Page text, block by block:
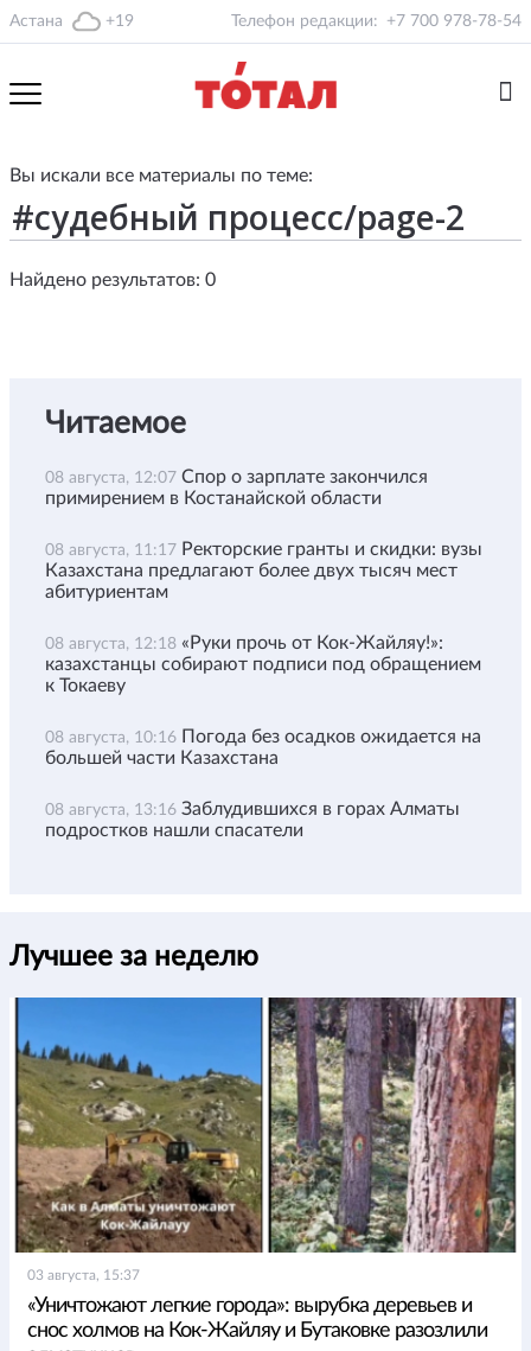
Астана +19 Телефон редакции: +7 700 978-78-54
Вы искали все материалы по теме:
Найдено результатов: 0
Читаемое
08 августа, 12:07 Спор о зарплате закончился
примирением в Костанайской области
08 августа, 11:17 Ректорские гранты и скидки: вузы
Казахстана предлагают более двух тысяч мест
абитуриентам
08 августа, 12:18 «Руки прочь от Кок-Жайляу!»:
казахстанцы собирают подписи под обращением
к Токаеву
08 августа, 10:16 Погода без осадков ожидается на
большей части Казахстана
08 августа, 13:16 Заблудившихся в горах Алматы
подростков нашли спасатели
Лучшее за неделю
03 августа, 15:37
«Уничтожают легкие города»: вырубка деревьев и
снос холмов на Кок-Жайляу и Бутаковке разозлили